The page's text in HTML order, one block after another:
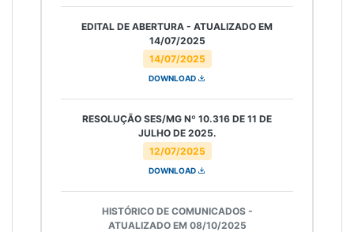
14/07/2025
EDITAL DE ABERTURA - ATUALIZADO EM
14/07/2025
DOWNLOAD
12/07/2025
RESOLUÇÃO SES/MG Nº 10.316 DE 11 DE
JULHO DE 2025.
DOWNLOAD
HISTÓRICO DE COMUNICADOS -
ATUALIZADO EM 08/10/2025